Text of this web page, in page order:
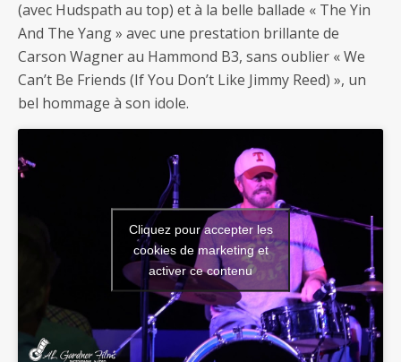
(avec Hudspath au top) et à la belle ballade « The Yin
And The Yang » avec une prestation brillante de
Carson Wagner au Hammond B3, sans oublier « We
Can’t Be Friends (If You Don’t Like Jimmy Reed) », un
bel hommage à son idole.
Cliquez pour accepter les
cookies de marketing et
activer ce contenu